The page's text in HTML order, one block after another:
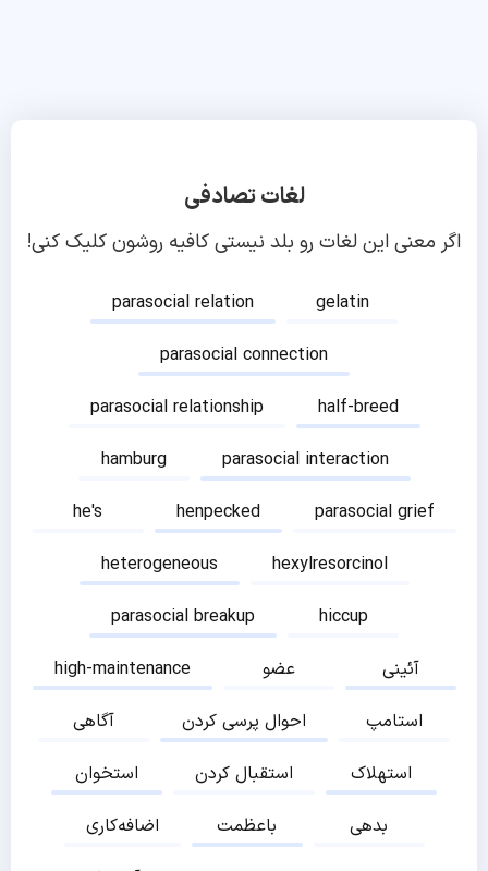
لغات تصادفی
اگر معنی این لغات رو بلد نیستی کافیه روشون کلیک کنی!
parasocial relation
gelatin
parasocial connection
parasocial relationship
half-breed
hamburg
parasocial interaction
he's
henpecked
parasocial grief
heterogeneous
hexylresorcinol
parasocial breakup
hiccup
high-maintenance
عضو
آئینی
آگاهی
احوال پرسی کردن
استامپ
استخوان
استقبال کردن
استهلاک
اضافه‌کاری
باعظمت
بدهی